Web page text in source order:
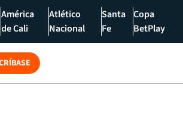
América
de Cali
Atlético
Nacional
Santa
Fe
Copa
BetPlay